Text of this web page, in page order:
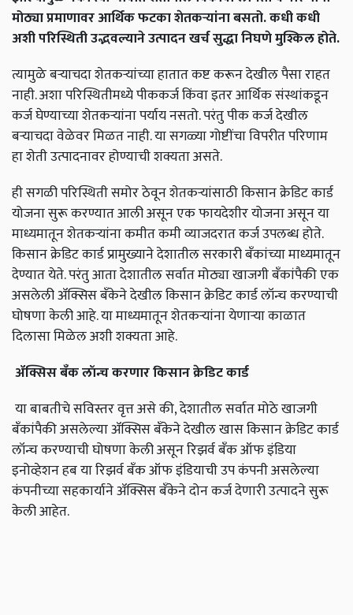
मोठ्या प्रमाणावर आर्थिक फटका शेतकऱ्यांना बसतो. कधी कधी
अशी परिस्थिती उद्भवल्याने उत्पादन खर्च सुद्धा निघणे मुश्किल होते.
त्यामुळे बऱ्याचदा शेतकऱ्यांच्या हातात कष्ट करून देखील पैसा राहत
नाही. अशा परिस्थितीमध्ये पीककर्ज किंवा इतर आर्थिक संस्थांकडून
कर्ज घेण्याच्या शेतकऱ्यांना पर्याय नसतो. परंतु पीक कर्ज देखील
बऱ्याचदा वेळेवर मिळत नाही. या सगळ्या गोष्टींचा विपरीत परिणाम
हा शेती उत्पादनावर होण्याची शक्यता असते.
ही सगळी परिस्थिती समोर ठेवून शेतकऱ्यांसाठी किसान क्रेडिट कार्ड
योजना सुरू करण्यात आली असून एक फायदेशीर योजना असून या
माध्यमातून शेतकऱ्यांना कमीत कमी व्याजदरात कर्ज उपलब्ध होते.
किसान क्रेडिट कार्ड प्रामुख्याने देशातील सरकारी बँकांच्या माध्यमातून
देण्यात येते. परंतु आता देशातील सर्वात मोठ्या खाजगी बँकांपैकी एक
असलेली ॲक्सिस बँकेने देखील किसान क्रेडिट कार्ड लॉन्च करण्याची
घोषणा केली आहे. या माध्यमातून शेतकऱ्यांना येणाऱ्या काळात
दिलासा मिळेल अशी शक्यता आहे.
ॲक्सिसबँकलॉन्चकरणारकिसानक्रेडिटकार्ड
या बाबतीचे सविस्तर वृत्त असे की, देशातील सर्वात मोठे खाजगी
बँकांपैकी असलेल्या ॲक्सिस बँकेने देखील खास किसान क्रेडिट कार्ड
लॉन्च करण्याची घोषणा केली असून रिझर्व बँक ऑफ इंडिया
इनोव्हेशन हब या रिझर्व बँक ऑफ इंडियाची उप कंपनी असलेल्या
कंपनीच्या सहकार्याने ॲक्सिस बँकेने दोन कर्ज देणारी उत्पादने सुरू
केली आहेत.